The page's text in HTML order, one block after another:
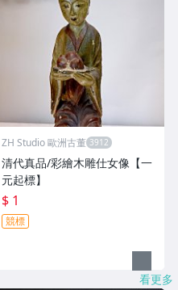
ZH Studio 歐洲古董
清代真品/彩繪木雕仕女像【一
元起標】
$ 1
競標
看更多